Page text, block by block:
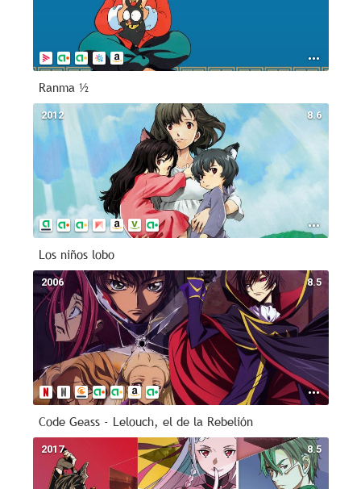
Ranma ½
8.6
2012
Los niños lobo
8.5
2006
Code Geass - Lelouch, el de la Rebelión
8.5
2017